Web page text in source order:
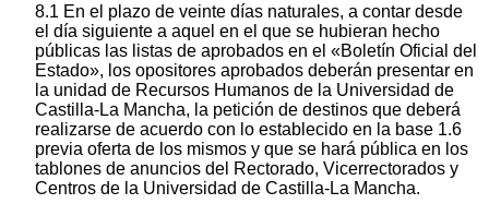
8.1 En el plazo de veinte días naturales, a contar desde
el día siguiente a aquel en el que se hubieran hecho
públicas las listas de aprobados en el «Boletín Oficial del
Estado», los opositores aprobados deberán presentar en
la unidad de Recursos Humanos de la Universidad de
Castilla-La Mancha, la petición de destinos que deberá
realizarse de acuerdo con lo establecido en la base 1.6
previa oferta de los mismos y que se hará pública en los
tablones de anuncios del Rectorado, Vicerrectorados y
Centros de la Universidad de Castilla-La Mancha.